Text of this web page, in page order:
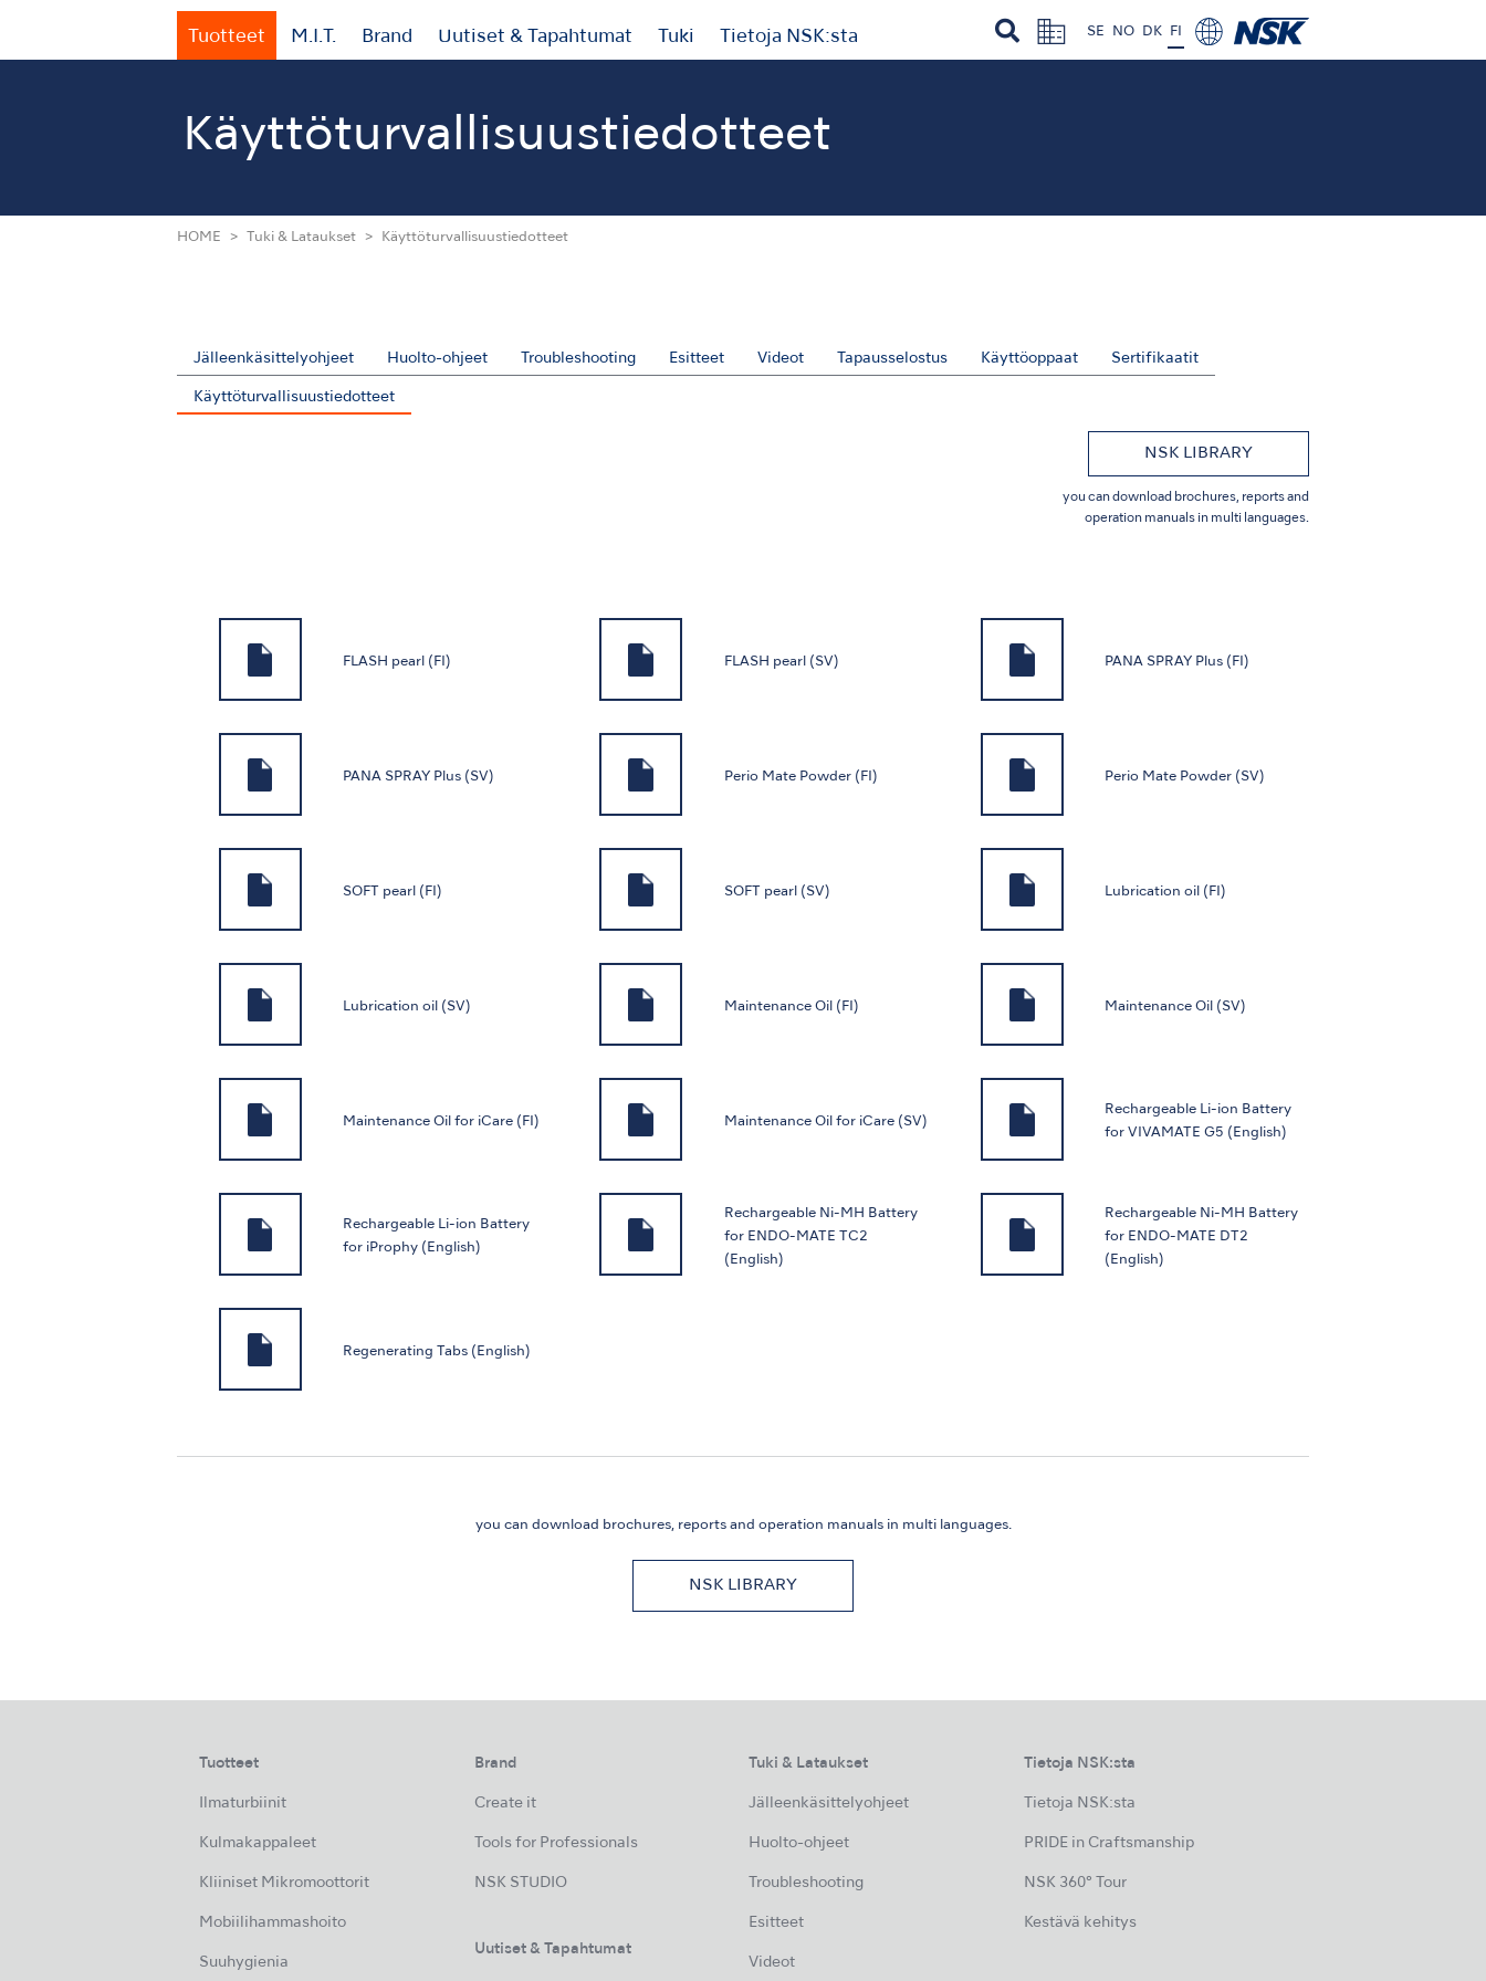
Tuotteet M.I.T. Brand Uutiset & Tapahtumat Tuki Tietoja NSK:sta SE NO DK FI
Käyttöturvallisuustiedotteet
HOME Tuki & Lataukset Käyttöturvallisuustiedotteet
Jälleenkäsittelyohjeet Huolto-ohjeet Troubleshooting Esitteet Videot Tapausselostus Käyttöoppaat Sertifikaatit
Käyttöturvallisuustiedotteet
NSK LIBRARY
you can download brochures, reports and
operation manuals in multi languages.
FLASH pearl (FI) FLASH pearl (SV) PANA SPRAY Plus (FI)
PANA SPRAY Plus (SV) Perio Mate Powder (FI) Perio Mate Powder (SV)
SOFT pearl (FI) SOFT pearl (SV) Lubrication oil (FI)
Lubrication oil (SV) Maintenance Oil (FI) Maintenance Oil (SV)
Maintenance Oil for iCare (FI) Maintenance Oil for iCare (SV)
Rechargeable Li-ion Battery
for VIVAMATE G5 (English)
Rechargeable Li-ion Battery
for iProphy (English)
Rechargeable Ni-MH Battery
for ENDO-MATE TC2
(English)
Rechargeable Ni-MH Battery
for ENDO-MATE DT2
(English)
Regenerating Tabs (English)
you can download brochures, reports and operation manuals in multi languages.
NSK LIBRARY
Tuotteet
Ilmaturbiinit
Kulmakappaleet
Kliiniset Mikromoottorit
Mobiilihammashoito
Suuhygienia
Brand
Create it
Tools for Professionals
NSK STUDIO
Uutiset & Tapahtumat
Tuki & Lataukset
Jälleenkäsittelyohjeet
Huolto-ohjeet
Troubleshooting
Esitteet
Videot
Tietoja NSK:sta
Tietoja NSK:sta
PRIDE in Craftsmanship
NSK 360° Tour
Kestävä kehitys